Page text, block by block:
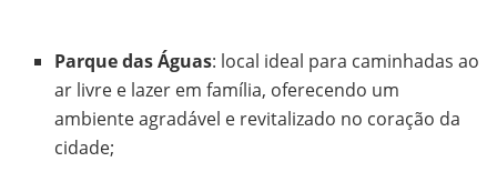
Parque das Águas: local ideal para caminhadas ao
ar livre e lazer em família, oferecendo um
ambiente agradável e revitalizado no coração da
cidade;